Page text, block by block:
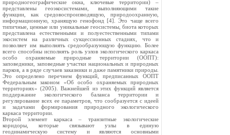
природногеографические окна, ключевые территории) –
представлены геоэкосистемами, выполняющими такие
функции, как средовоспроизводящую, природоохранную,
информационную, хранящую генофонд [4]. Это чаще всего
типичные, ценные или уникальные геосистемы, биота которых
представлена естественными и полуестественными типами
экосистем на различных сукцессионных стадиях, что и
позволяет им выполнять средообразующую функцию. Более
всего способны исполнять роль узлов экологического каркаса
особо охраняемые природные территории (ООПТ):
заповедники, заповедные участки национальных и природных
парков, а в ряде случаев заказники и даже памятники природы.
Это определено перечнем функций, предписанных ООПТ
Федеральным законом «Об особо охраняемых природных
территориях» (2005). Важнейшей из этих функций является
поддержание экологического баланса территории и
регулирование всех ее параметров, что сообразуется с идеей
и задачами формирования природного экологического
каркаса территории.
Второй элемент каркаса – транзитные экологические
коридоры, которые связывают узлы в единую
геодинамическую систему и являются основными